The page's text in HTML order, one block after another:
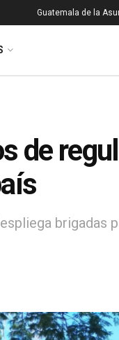
Guatemala de la
de
brigadas